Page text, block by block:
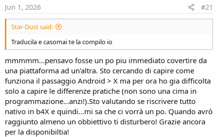
d
s
t
a
t
e
r
r
a
d
s
Jun 1, 2026 #21
Star-Dust said:
Traducila e casomai te la compilo io
mmmmm...pensavo fosse un po piu immediato covertire da
una piattaforma ad un'altra. Sto cercando di capire come
funziona il passaggio Android > X ma per ora ho gia difficolta
solo a capire le differenze pratiche (non sono una cima in
programmazione...anzi!).Sto valutando se riscrivere tutto
nativo in b4X e quindi...mi sa che ci vorrà un po. Quando avrò
raggiunto almeno un obbiettivo ti disturbero! Grazie ancora
per la disponibiltia!